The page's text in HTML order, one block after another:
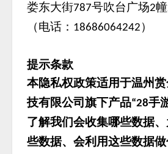
娄东大街787号吹台广场2幢
（电话： 18686064242 ）
提示条款
本隐私权政策适用于温州
技有限公司旗下产品“28手
了解我们会收集哪些数据
些数据、会利用这些数据